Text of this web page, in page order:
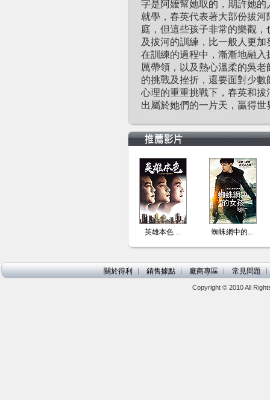
字是阿嬤幫她取的，期許她
就學，春英代表著大部份拔
庭，但這些孩子非常的樂觀
及拔河的訓練，比一般人更
在訓練的過程中，漸漸地融
厲帶領，以及熱心溫柔的吳
的挑戰及挫折，還要面對少
心理的重重挑戰下，春英和
出屬於她們的一片天，贏得
英雄本色 ... 蜘蛛網中的...
關於得利 ︱ 銷售據點 ︱ 廠商專區 ︱ 常見問題
Copyright © 2010 All